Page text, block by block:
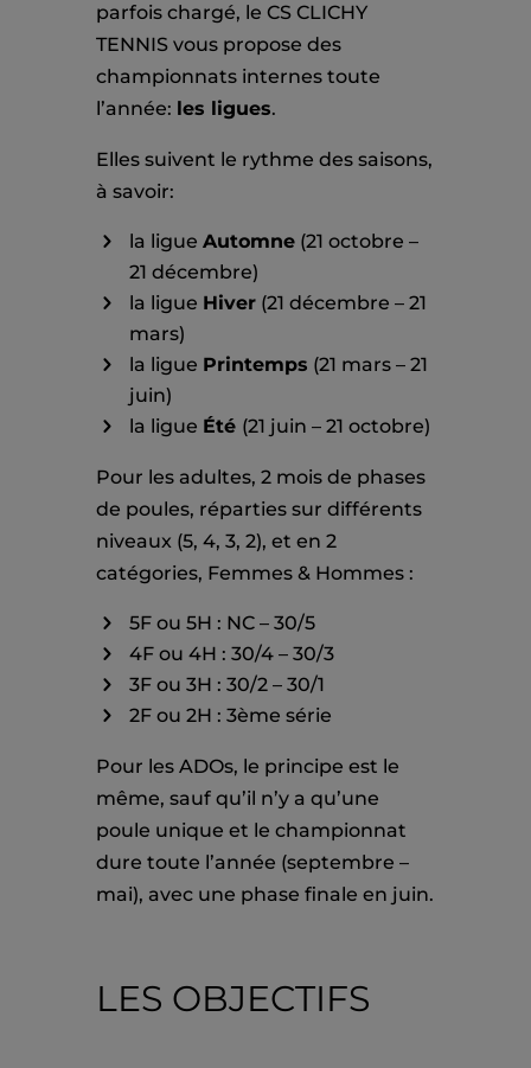
parfois chargé, le CS CLICHY
TENNIS vous propose des
championnats internes toute
l’année: les ligues.
Elles suivent le rythme des saisons,
à savoir:
la ligue Automne(21 octobre –
21 décembre)
la ligue Hiver(21 décembre – 21
mars)
la ligue Printemps (21 mars – 21
juin)
la ligue Été (21 juin – 21 octobre)
Pour les adultes, 2 mois de phases
de poules, réparties sur différents
niveaux (5, 4, 3, 2), et en 2
catégories, Femmes & Hommes :
5F ou 5H : NC – 30/5
4F ou 4H : 30/4 – 30/3
3F ou 3H : 30/2 – 30/1
2F ou 2H : 3ème série
Pour les ADOs, le principe est le
même, sauf qu’il n’y a qu’une
poule unique et le championnat
dure toute l’année (septembre –
mai), avec une phase finale en juin.
LES OBJECTIFS